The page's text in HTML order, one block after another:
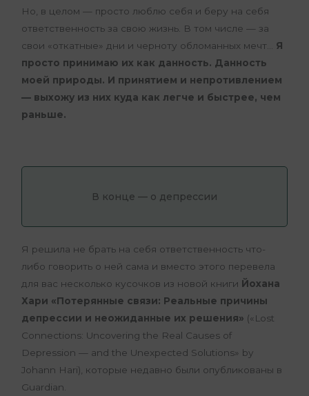
Но, в целом — просто люблю себя и беру на себя
ответственность за свою жизнь. В том числе — за
свои «откатные» дни и черноту обломанных мечт… Я
просто принимаю их как данность. Данность
моей природы. И принятием и непротивлением
— выхожу из них куда как легче и быстрее, чем
раньше.
В конце — о депрессии
Я решила не брать на себя ответственность что-
либо говорить о ней сама и вместо этого перевела
для вас несколько кусочков из новой книги Йохана
Хари «Потерянные связи: Реальные причины
депрессии и неожиданные их решения» («Lost
Connections: Uncovering the Real Causes of
Depression — and the Unexpected Solutions» by
Johann Hari), которые недавно были опубликованы в
Guardian.